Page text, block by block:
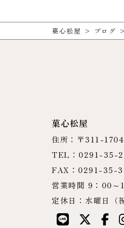
菓心松屋 > ブログ >
菓心松屋
住所：〒311-
TEL：0291-35-
FAX：0291-35-
営業時間 9：00～
定休日：水曜日（